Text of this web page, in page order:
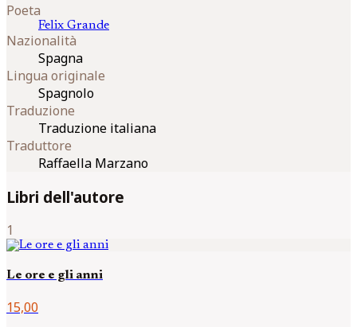
Poeta
Felix Grande
Nazionalità
Spagna
Lingua originale
Spagnolo
Traduzione
Traduzione italiana
Traduttore
Raffaella Marzano
Libri dell'autore
1
Le ore e gli anni
15,00